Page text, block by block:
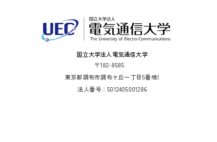
国立大学法人電気通信大学
〒182-8585
東京都調布市調布ケ丘一丁目5番地1
法人番号：5012405001286